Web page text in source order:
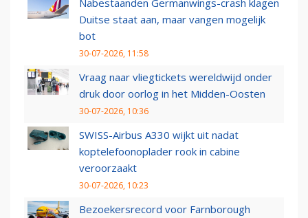
Nabestaanden Germanwings-crash klagen
Duitse staat aan, maar vangen mogelijk
bot
30-07-2026, 11:58
Vraag naar vliegtickets wereldwijd onder
druk door oorlog in het Midden-Oosten
30-07-2026, 10:36
SWISS-Airbus A330 wijkt uit nadat
koptelefoonoplader rook in cabine
veroorzaakt
30-07-2026, 10:23
Bezoekersrecord voor Farnborough